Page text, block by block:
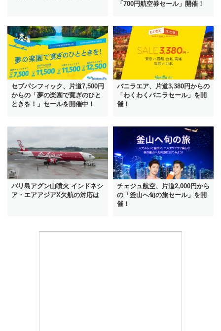
「700円航空券セール」開催！
セブパシフィック、片道7,500円
からの「夢の楽園で寛ぎのひと
ときを！」セールを開催中！
バニラエア、片道3,380円からの
「わくわくバニラセール」を開
催！
バリ島アグン山噴火 インドネシ
ア・エアアジアX欠航の対応は
チェジュ航空、片道2,000円から
の「釜山へ旬の旅セール」を開
催！